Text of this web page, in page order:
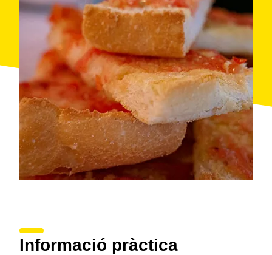
Informació pràctica